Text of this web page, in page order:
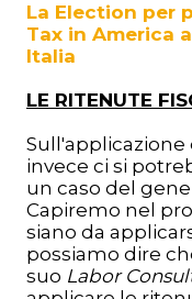
La Election per
Tax in America
Italia
LE RITENUTE
Sull'applicazione
invece ci si
un caso del
Capiremo nel
siano da
possiamo dire
suo Labor